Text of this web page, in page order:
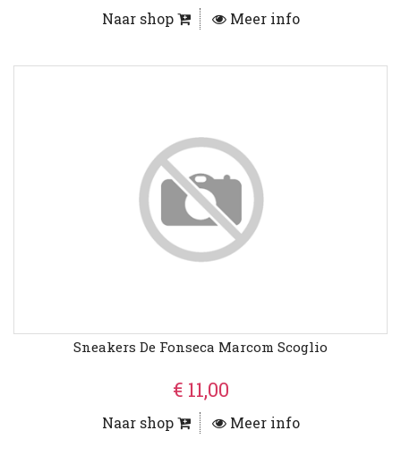
Naar shop Meer info
Sneakers De Fonseca Marcom Scoglio
€ 11,00
Naar shop Meer info